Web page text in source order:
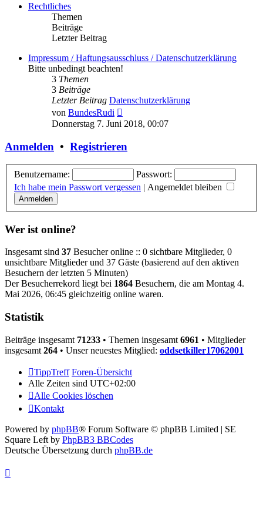
Rechtliches
Themen
Beiträge
Letzter Beitrag
Impressum / Haftungsausschluss / Datenschutzerklärung
Bitte unbedingt beachten!
3 Themen
3 Beiträge
Letzter Beitrag Datenschutzerklärung
von BundesRudi
Beitrag
Donnerstag 7. Juni 2018, 00:07
Anmelden • Registrieren
Benutzername:
Passwort:
Ich habe mein Passwort vergessen | Angemeldet bleiben
Wer ist online?
Insgesamt sind 37 Besucher online :: 0 sichtbare Mitglieder, 0
unsichtbare Mitglieder und 37 Gäste (basierend auf den aktiven
Besuchern der letzten 5 Minuten)
Der Besucherrekord liegt bei 1864 Besuchern, die am Montag 4.
Mai 2026, 06:45 gleichzeitig online waren.
Statistik
Beiträge insgesamt 71233 • Themen insgesamt 6961 • Mitglieder
insgesamt 264 • Unser neuestes Mitglied: oddsetkiller17062001
TippTreff Foren-Übersicht
Alle Zeiten sind UTC+02:00
Alle Cookies löschen
Kontakt
Powered by phpBB® Forum Software © phpBB Limited | SE
Square Left by PhpBB3 BBCodes
Deutsche Übersetzung durch phpBB.de